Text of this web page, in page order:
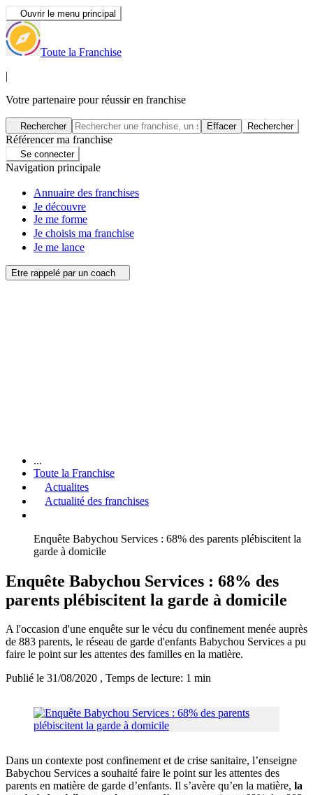
Ouvrir le menu principal
Toute la Franchise
|
Votre partenaire pour réussir en franchise
Rechercher Effacer Rechercher
Référencer ma franchise
Se connecter
Navigation principale
Annuaire des franchises
Je découvre
Je me forme
Je choisis ma franchise
Je me lance
Etre rappelé par un coach
...
Toute la Franchise
Actualites
Actualité des franchises
Enquête Babychou Services : 68% des parents plébiscitent la
garde à domicile
Enquête Babychou Services : 68% des
parents plébiscitent la garde à domicile
A l'occasion d'une enquête sur le vécu du confinement menée auprès
de 883 parents, le réseau de garde d'enfants Babychou Services a pu
faire le point sur les attentes des familles en la matière.
Publié le 31/08/2020 , Temps de lecture: 1 min
Dans un contexte post confinement et de crise sanitaire, l’enseigne
Babychou Services a souhaité faire le point sur les attentes des
parents en matière de garde d’enfants. Il s’avère qu’en la matière, la